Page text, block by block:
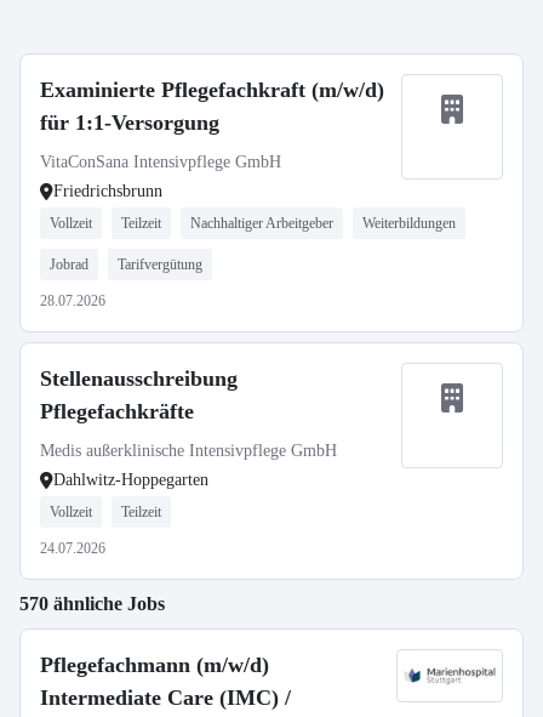
Examinierte Pflegefachkraft (m/w/d)
für 1:1-Versorgung
VitaConSana Intensivpflege GmbH
Friedrichsbrunn
Vollzeit Teilzeit Nachhaltiger Arbeitgeber Weiterbildungen
Jobrad Tarifvergütung
28.07.2026
Stellenausschreibung
Pflegefachkräfte
Medis außerklinische Intensivpflege GmbH
Dahlwitz-Hoppegarten
Vollzeit Teilzeit
24.07.2026
570 ähnliche Jobs
Pflegefachmann (m/w/d)
Intermediate Care (IMC) /